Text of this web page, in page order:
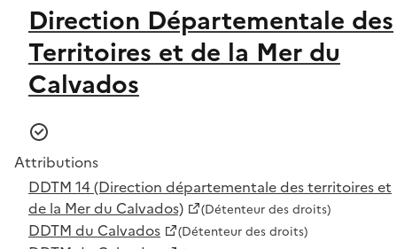
Direction Départementale des
Territoires et de la Mer du
Calvados
Attributions
DDTM 14 (Direction départementale des territoires et
de la Mer du Calvados)
(Détenteur des droits)
DDTM du Calvados (Détenteur des droits)